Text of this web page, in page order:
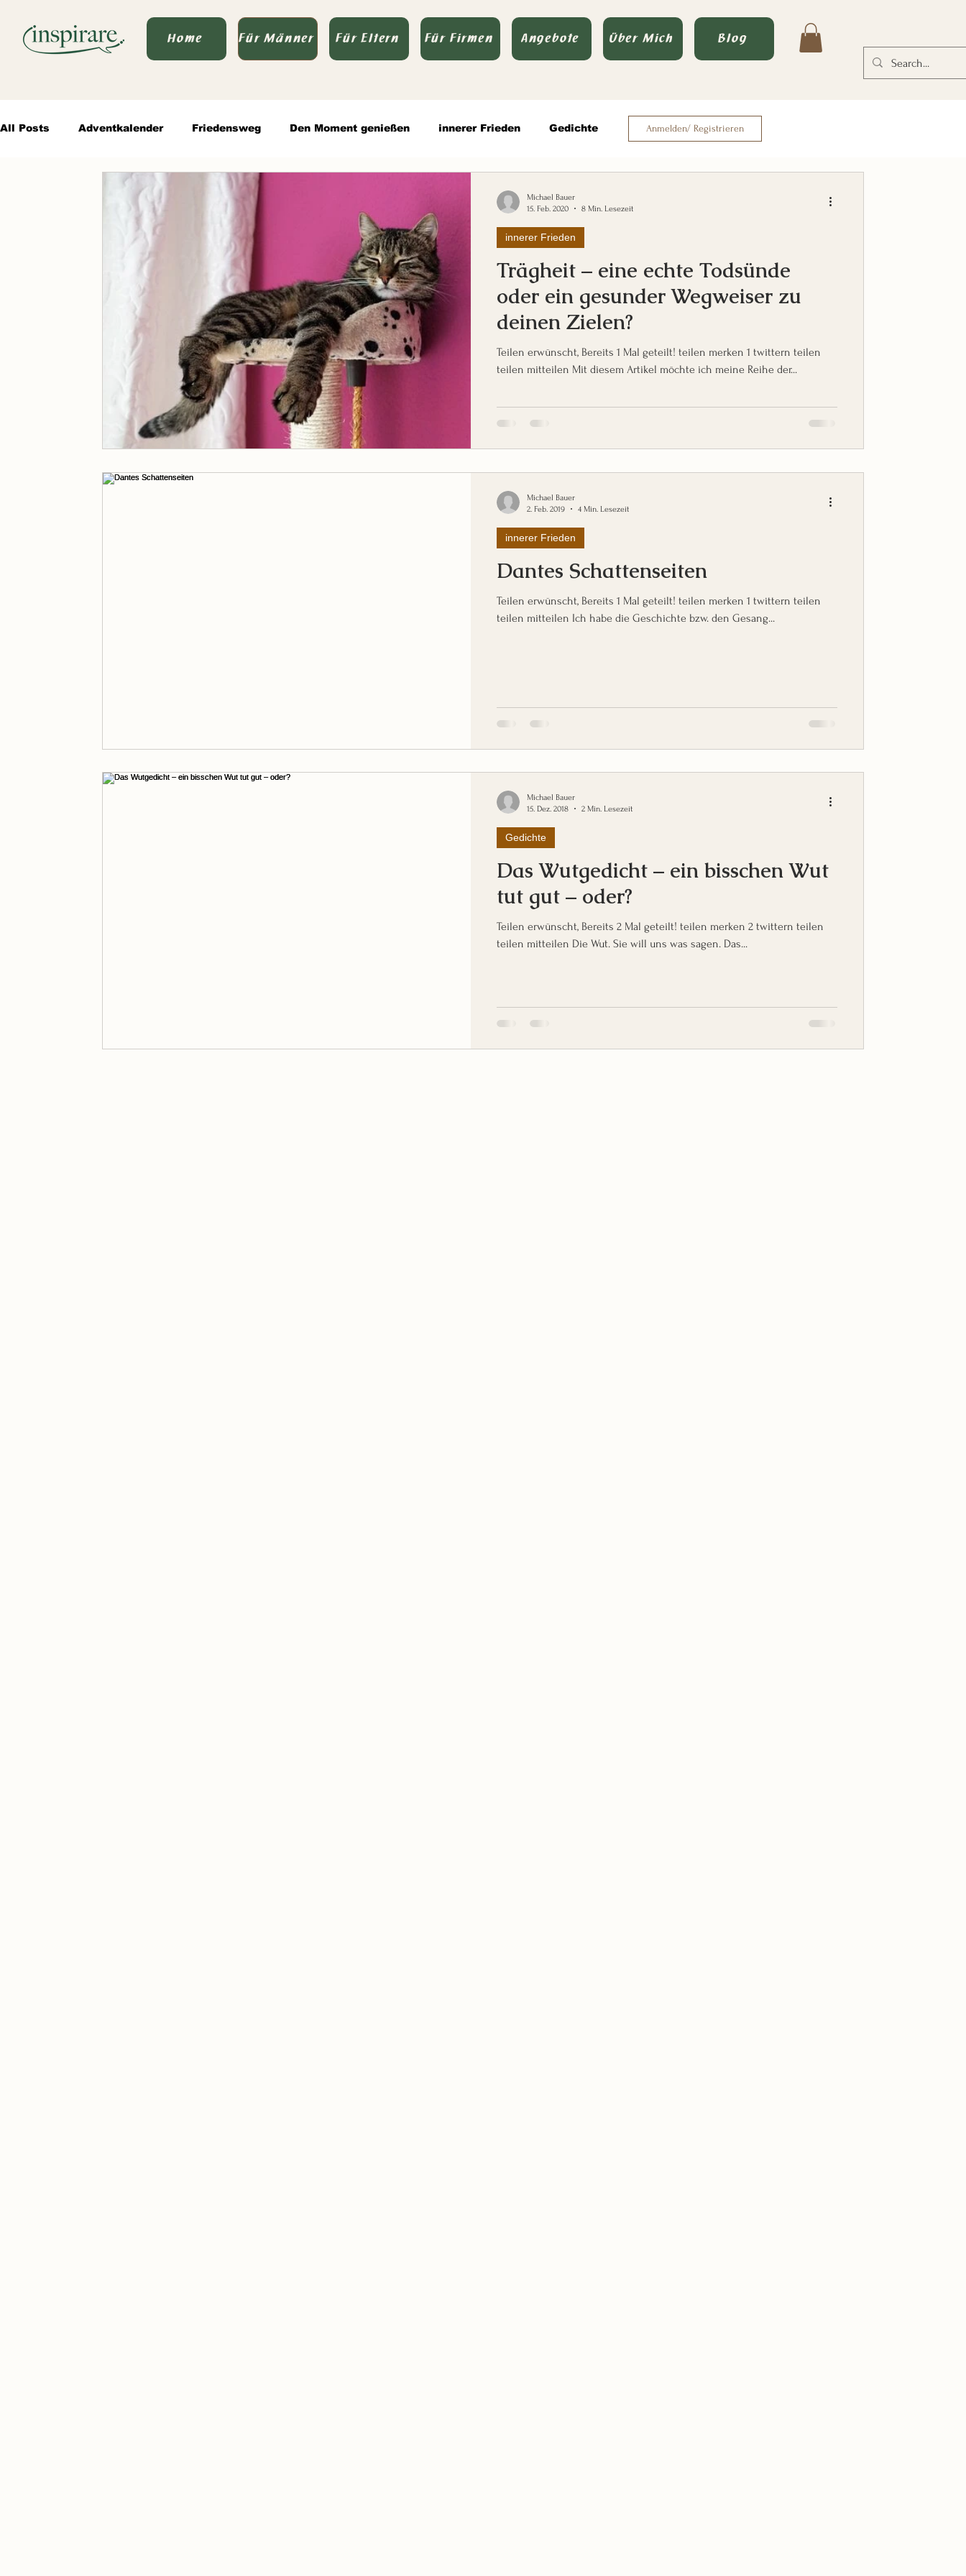
Home Für Männer Für Eltern Für Firmen Angebote Über Mich Blog
All Posts Adventkalender Friedensweg Den Moment genießen innerer Frieden Gedichte
Von Vater zu Vater wertvolle Kommunikation
Authentische Männlichkeit Sprache des Seins & Politik
Anmelden/ Registrieren
Trägheit – eine echte Todsünde
oder ein gesunder Wegweiser zu
deinen Zielen?
Teilen erwünscht, Bereits 1 Mal geteilt! teilen merken 1 twittern teilen
teilen mitteilen Mit diesem Artikel möchte ich meine Reihe der...
innerer Frieden
Michael Bauer
15. Feb. 2020
8 Min. Lesezeit
Dantes Schattenseiten
Teilen erwünscht, Bereits 1 Mal geteilt! teilen merken 1 twittern teilen
teilen mitteilen Ich habe die Geschichte bzw. den Gesang...
innerer Frieden
Michael Bauer
2. Feb. 2019
4 Min. Lesezeit
Das Wutgedicht – ein bisschen Wut
tut gut – oder?
Teilen erwünscht, Bereits 2 Mal geteilt! teilen merken 2 twittern teilen
teilen mitteilen Die Wut. Sie will uns was sagen. Das...
Gedichte
Michael Bauer
15. Dez. 2018
2 Min. Lesezeit